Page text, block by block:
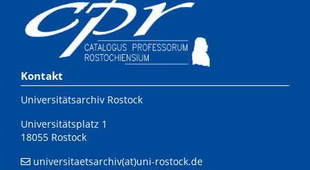
Kontakt
Universitätsarchiv Rostock
Universitätsplatz 1
18055 Rostock
universitaetsarchiv(at)uni-rostock.de